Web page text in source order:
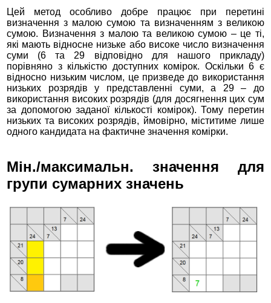
Цей метод особливо добре працює при перетині
визначення з малою сумою та визначенням з великою
сумою. Визначення з малою та великою сумою – це ті,
які мають відносне низьке або високе число визначення
суми (6 та 29 відповідно для нашого прикладу)
порівняно з кількістю доступних комірок. Оскільки 6 є
відносно низьким числом, це призведе до використання
низьких розрядів у представленні суми, а 29 – до
використання високих розрядів (для досягнення цих сум
за допомогою заданої кількості комірок). Тому перетин
низьких та високих розрядів, ймовірно, міститиме лише
одного кандидата на фактичне значення комірки.
Мін./максимальн. значення для
групи сумарних значень